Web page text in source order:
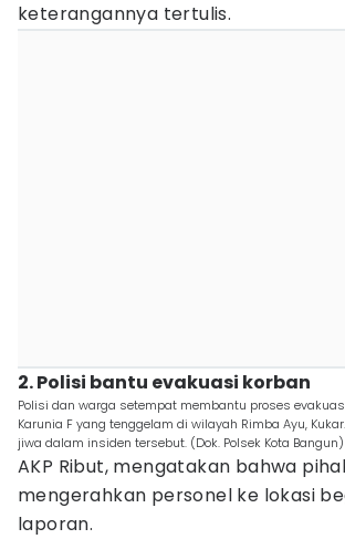
keterangannya tertulis.
2. Polisi bantu evakuasi korban
Polisi dan warga setempat membantu proses
Karunia F yang tenggelam di wilayah Rimba Ayu,
jiwa dalam insiden tersebut. (Dok. Polsek Kota Bangun)
AKP Ribut, mengatakan bahwa
mengerahkan personel ke lokasi
laporan.